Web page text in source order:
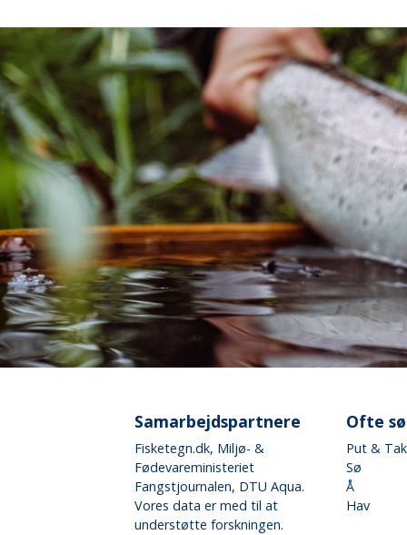
Samarbejdspartnere
Fisketegn.dk, Miljø- &
Fødevareministeriet
Fangstjournalen, DTU Aqua.
Vores data er med til at
understøtte forskningen.
Ofte
Put &
Sø
Å
Hav